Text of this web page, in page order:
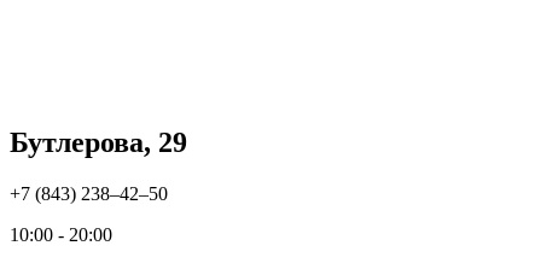
Бутлерова, 29
+7 (843) 238‒42‒50
10:00 - 20:00